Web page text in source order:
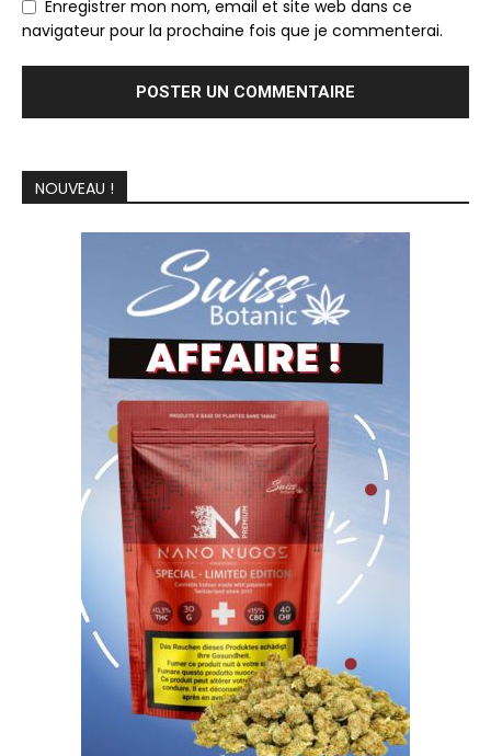
Enregistrer mon nom, email et site web dans ce
navigateur pour la prochaine fois que je commenterai.
NOUVEAU !